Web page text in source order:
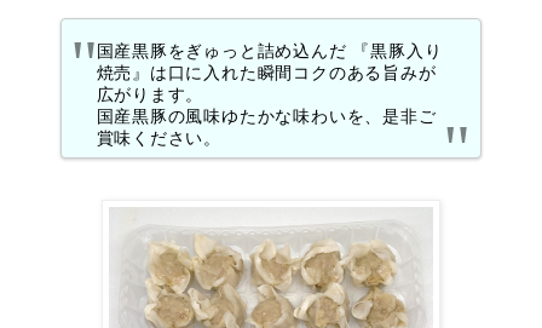
国産黒豚をぎゅっと詰め込んだ 『黒豚入り
焼売』は口に入れた瞬間コクのある旨みが
広がります。
国産黒豚の風味ゆたかな味わいを、是非ご
賞味ください。